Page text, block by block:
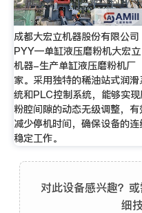
成都大宏立机器股份有限公
PYY—单缸液压磨粉机大宏立
机器-生产单缸液压磨粉机厂
家。采用独特的稀油站式润滑
统和PLC控制系统，能够实
粉腔间隙的动态无级调整，有
减少停机时间，确保设备的连
稳定工作。
对此设备感兴趣？
细